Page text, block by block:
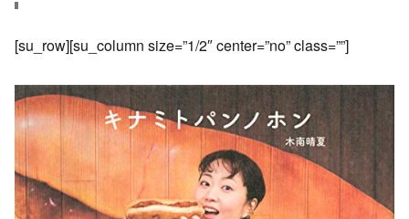
[su_row][su_column size=”1/2″ center=”no” class=””]